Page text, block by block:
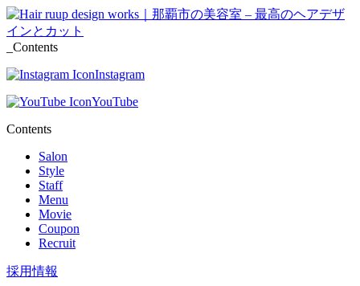
_Contents
Instagram
YouTube
Contents
Salon
Style
Staff
Menu
Movie
Coupon
Recruit
採用情報